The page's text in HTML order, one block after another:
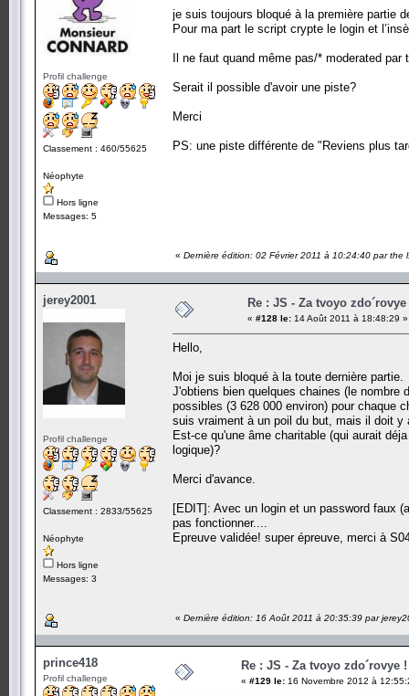
Profil challenge
Classement : 460/55625
Néophyte
Hors ligne
Messages: 5
je suis toujours bloqué à la première partie
Pour ma part le script crypte le login et
Il ne faut quand même pas/* moderated
Serait il possible d'avoir une piste?
Merci
PS: une piste différente de "Reviens plus
« Dernière édition: 02 Février 2011 à 10:24:40 par the
jerey2001
Profil challenge
Classement : 2833/55625
Néophyte
Hors ligne
Messages: 3
Re : JS - Za tvoyo zdo´rovye
« #128 le: 14 Août 2011 à 18:48:29 »
Hello,
Moi je suis bloqué à la toute dernière partie.
J'obtiens bien quelques chaines (le
possibles (3 628 000 environ) pour chaque
suis vraiment à un poil du but, mais il doit y
Est-ce qu'une âme charitable (qui aurait
logique)?
Merci d'avance.
[EDIT]: Avec un login et un password faux
pas fonctionner....
Epreuve validée! super épreuve, merci à
« Dernière édition: 16 Août 2011 à 20:35:39 par
prince418
Profil challenge
Re : JS - Za tvoyo zdo´rovye !
« #129 le: 16 Novembre 2012 à